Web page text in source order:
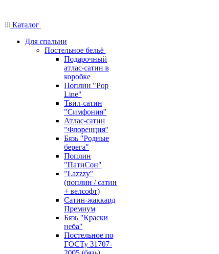
Каталог
Для спальни
Постельное бельё
Подарочный
атлас-сатин в
коробке
Поплин "Pop
Line"
Твил-сатин
"Симфония"
Атлас-сатин
"Флоренция"
Бязь "Родные
берега"
Поплин
"ПатиСон"
"Lazzzy"
(поплин / сатин
+ велсофт)
Сатин-жаккард
Премиум
Бязь "Краски
неба"
Постельное по
ГОСТу 31707-